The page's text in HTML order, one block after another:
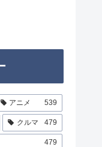
アニメ 539
クルマ 479
479